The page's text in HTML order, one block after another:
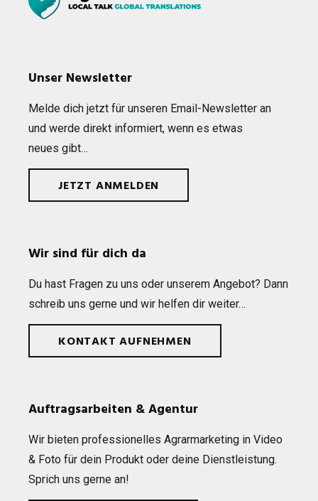
Unser Newsletter
Melde dich jetzt für unse­ren Email-News­let­ter an
und werde direkt infor­miert, wenn es etwas
neues gibt…
JETZT ANMELDEN
Wir sind für dich da
Du hast Fra­gen zu uns oder unse­rem Ange­bot? Dann
schreib uns gerne und wir hel­fen dir weiter…
KONTAKT AUFNEHMEN
Auftragsarbeiten & Agentur
Wir bie­ten pro­fes­sio­nel­les Agrar­mar­ke­ting in Video
& Foto für dein Pro­dukt oder deine Dienst­leis­tung.
Sprich uns gerne an!